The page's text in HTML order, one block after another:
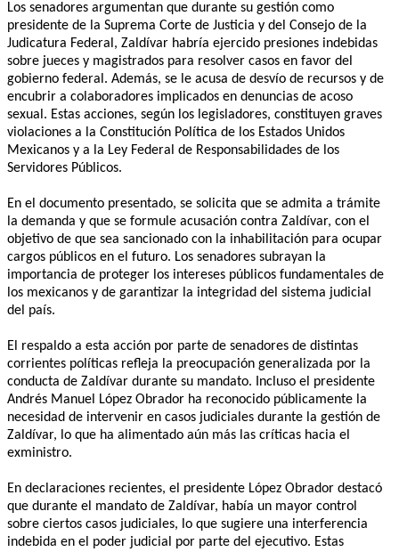
Los senadores argumentan que durante su gestión como
presidente de la Suprema Corte de Justicia y del Consejo de la
Judicatura Federal, Zaldívar habría ejercido presiones indebidas
sobre jueces y magistrados para resolver casos en favor del
gobierno federal. Además, se le acusa de desvío de recursos y de
encubrir a colaboradores implicados en denuncias de acoso
sexual. Estas acciones, según los legisladores, constituyen graves
violaciones a la Constitución Política de los Estados Unidos
Mexicanos y a la Ley Federal de Responsabilidades de los
Servidores Públicos.
En el documento presentado, se solicita que se admita a trámite
la demanda y que se formule acusación contra Zaldívar, con el
objetivo de que sea sancionado con la inhabilitación para ocupar
cargos públicos en el futuro. Los senadores subrayan la
importancia de proteger los intereses públicos fundamentales de
los mexicanos y de garantizar la integridad del sistema judicial
del país.
El respaldo a esta acción por parte de senadores de distintas
corrientes políticas refleja la preocupación generalizada por la
conducta de Zaldívar durante su mandato. Incluso el presidente
Andrés Manuel López Obrador ha reconocido públicamente la
necesidad de intervenir en casos judiciales durante la gestión de
Zaldívar, lo que ha alimentado aún más las críticas hacia el
exministro.
En declaraciones recientes, el presidente López Obrador destacó
que durante el mandato de Zaldívar, había un mayor control
sobre ciertos casos judiciales, lo que sugiere una interferencia
indebida en el poder judicial por parte del ejecutivo. Estas